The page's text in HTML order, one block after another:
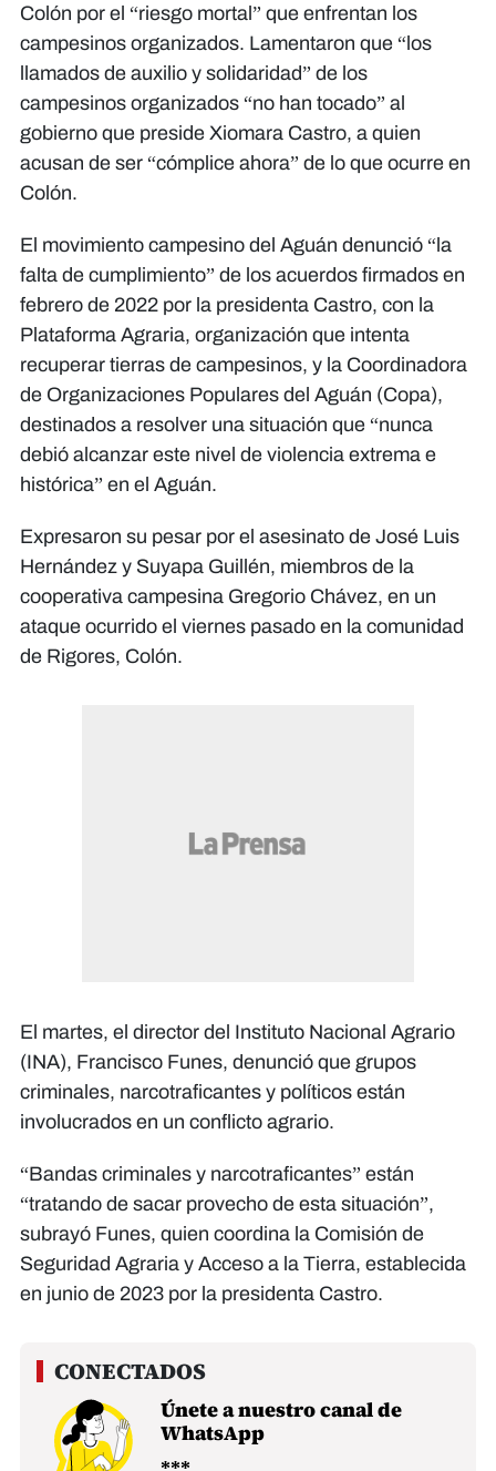
Colón por el “riesgo mortal” que enfrentan los
campesinos organizados. Lamentaron que “los
llamados de auxilio y solidaridad” de los
campesinos organizados “no han tocado” al
gobierno que preside Xiomara Castro, a quien
acusan de ser “cómplice ahora” de lo que ocurre en
Colón.
El movimiento campesino del Aguán denunció “la
falta de cumplimiento” de los acuerdos firmados en
febrero de 2022 por la presidenta Castro, con la
Plataforma Agraria, organización que intenta
recuperar tierras de campesinos, y la Coordinadora
de Organizaciones Populares del Aguán (Copa),
destinados a resolver una situación que “nunca
debió alcanzar este nivel de violencia extrema e
histórica” en el Aguán.
Expresaron su pesar por el asesinato de José Luis
Hernández y Suyapa Guillén, miembros de la
cooperativa campesina Gregorio Chávez, en un
ataque ocurrido el viernes pasado en la comunidad
de Rigores, Colón.
El martes, el director del Instituto Nacional Agrario
(INA), Francisco Funes, denunció que grupos
criminales, narcotraficantes y políticos están
involucrados en un conflicto agrario.
“Bandas criminales y narcotraficantes” están
“tratando de sacar provecho de esta situación”,
subrayó Funes, quien coordina la Comisión de
Seguridad Agraria y Acceso a la Tierra, establecida
en junio de 2023 por la presidenta Castro.
Únete a nuestro canal de
WhatsApp